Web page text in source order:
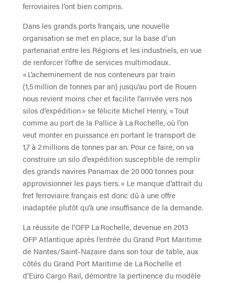
ferroviaires l’ont bien compris.
Dans les grands ports français, une nouvelle
organisation se met en place, sur la base d’un
partenariat entre les Régions et les industriels, en vue
de renforcer l’offre de services multimodaux.
« L’acheminement de nos conteneurs par train
(1,5 million de tonnes par an) jusqu’au port de Rouen
nous revient moins cher et facilite l’arrivée vers nos
silos d’expédition » se félicite Michel Henry, « Tout
comme au port de la Pallice à La Rochelle, où l’on
veut monter en puissance en portant le transport de
1,7 à 2 millions de tonnes par an. Pour ce faire, on va
construire un silo d’expédition susceptible de remplir
des grands navires Panamax de 20 000 tonnes pour
approvisionner les pays tiers. » Le manque d’attrait du
fret ferroviaire français est donc dû à une offre
inadaptée plutôt qu’à une insuffisance de la demande.
La réussite de l’OFP La Rochelle, devenue en 2013
OFP Atlantique après l’entrée du Grand Port Maritime
de Nantes/Saint-Nazaire dans son tour de table, aux
côtés du Grand Port Maritime de La Rochelle et
d’Euro Cargo Rail, démontre la pertinence du modèle